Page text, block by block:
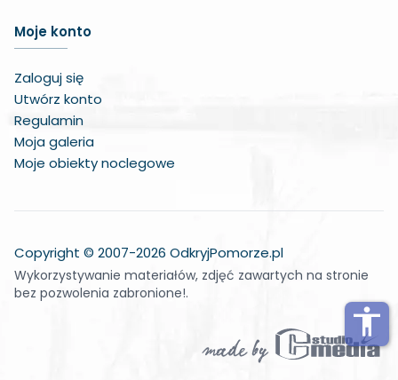
Moje konto
Zaloguj się
Utwórz konto
Regulamin
Moja galeria
Moje obiekty noclegowe
Copyright © 2007-2026 OdkryjPomorze.pl
Wykorzystywanie materiałów, zdjęć zawartych na stronie
bez pozwolenia zabronione!.
accessibility
Negatywne kolory
Wskaźnik do czytania
Wyłącz animacje